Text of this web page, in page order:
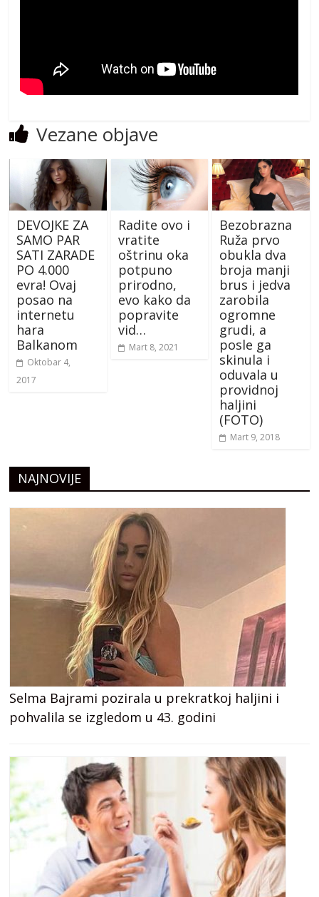
Vezane objave
DEVOJKE ZA
SAMO PAR
SATI ZARADE
PO 4.000
evra! Ovaj
posao na
internetu
hara
Balkanom
Oktobar 4,
2017
Radite ovo i
vratite
oštrinu oka
potpuno
prirodno,
evo kako da
popravite
vid…
Mart 8, 2021
Bezobrazna
Ruža prvo
obukla dva
broja manji
brus i jedva
zarobila
ogromne
grudi, a
posle ga
skinula i
oduvala u
providnoj
haljini
(FOTO)
Mart 9, 2018
NAJNOVIJE
Selma Bajrami pozirala u prekratkoj haljini i
pohvalila se izgledom u 43. godini